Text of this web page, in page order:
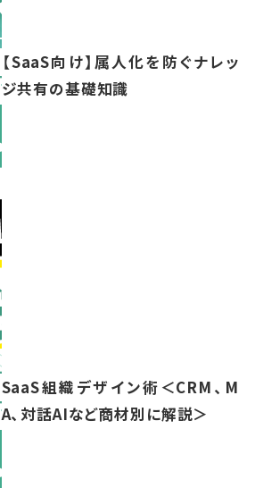
【SaaS向け】属人化を防ぐナレッ
ジ共有の基礎知識
SaaS組織デザイン術＜CRM、M
A、対話AIなど商材別に解説＞